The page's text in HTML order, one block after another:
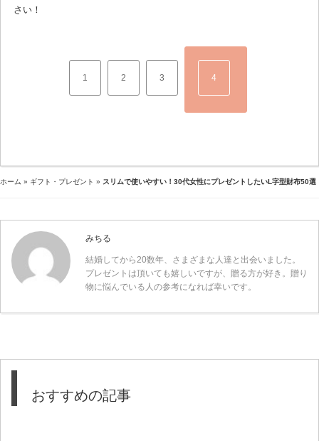
さい！
1 2 3 4
ホーム » ギフト・プレゼント » スリムで使いやすい！30代女性にプレゼントしたいL字型財布50選
みちる
結婚してから20数年、さまざまな人達と出会いました。
プレゼントは頂いても嬉しいですが、贈る方が好き。贈り
物に悩んでいる人の参考になれば幸いです。
おすすめの記事